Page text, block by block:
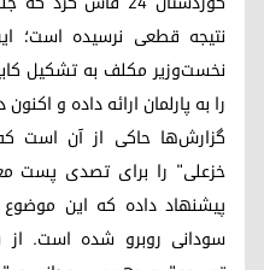
نتیجه قطعی نرسیده است؛
نخست‌وزیر مکلف به تشکیل
را به پارلمان ارائه داده و
گزارش‌ها حاکی از آن است
خزعلی" را برای تصدی پست
پیشنهاد داده که این
سودانی روبرو شده است. از